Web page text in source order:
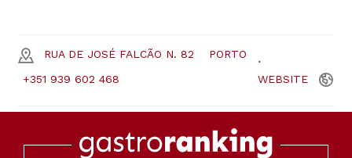
RUA DE JOSÉ FALCÃO N. 82 PORTO
+351 939 602 468 WEBSITE